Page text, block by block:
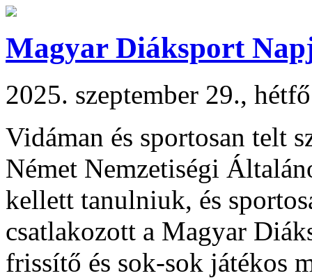
Magyar Diáksport
2025. szeptember 29.,
Vidáman és sportosan telt
Német Nemzetiségi
kellett tanulniuk, és
csatlakozott a Magyar
frissítő és sok-sok játékos